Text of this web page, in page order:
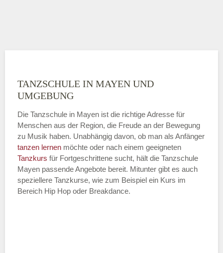
TANZSCHULE IN MAYEN UND
UMGEBUNG
Die Tanzschule in Mayen ist die richtige Adresse für
Menschen aus der Region, die Freude an der Bewegung
zu Musik haben. Unabhängig davon, ob man als Anfänger
tanzen lernen möchte oder nach einem geeigneten
Tanzkurs für Fortgeschrittene sucht, hält die Tanzschule
Mayen passende Angebote bereit. Mitunter gibt es auch
speziellere Tanzkurse, wie zum Beispiel ein Kurs im
Bereich Hip Hop oder Breakdance.